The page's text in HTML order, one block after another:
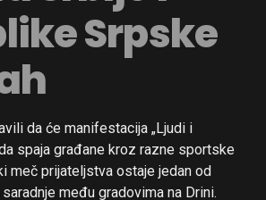
Srpske
da će manifestacija „Ljudi i
spaja građane kroz razne sportske
meč prijateljstva ostaje jedan od
među gradovima na Drini.